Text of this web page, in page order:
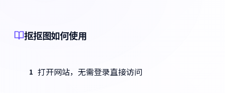
抠抠图如何使用
1 打开网站，无需登录直接访问